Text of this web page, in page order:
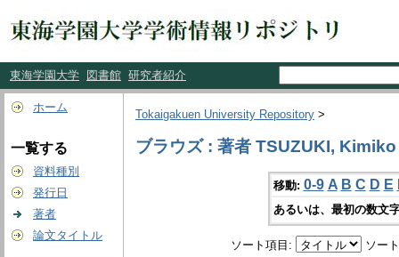
東海学園大学 図書館 研究者紹介
ホーム
一覧する
資料種別
発行日
著者
論文タイトル
Tokaigakuen University Repository >
ブラウズ : 著者 TSUZUKI, Kimiko
移動: 0-9 A B C D E
あるいは、最初の数文
ソート項目: ソー